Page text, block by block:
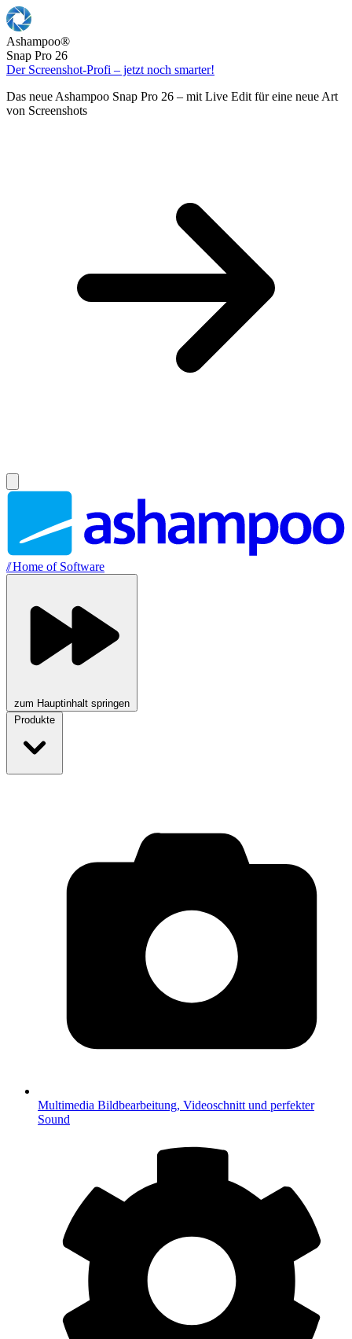
Ashampoo®
Snap Pro 26
Der Screenshot-Profi – jetzt noch smarter!
Das neue Ashampoo Snap Pro 26 – mit Live Edit für eine neue Art
von Screenshots
//Home of Software
zum Hauptinhalt springen
Produkte
Multimedia Bildbearbeitung, Videoschnitt und perfekter
Sound